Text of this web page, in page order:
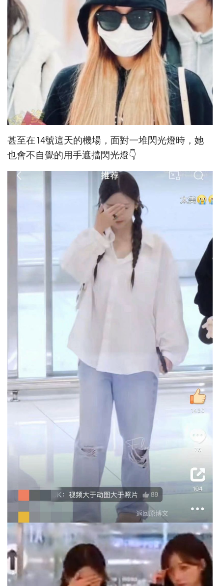
甚至在14號這天的機場，面對一堆閃光燈時，她
也會不自覺的用手遮擋閃光燈👇